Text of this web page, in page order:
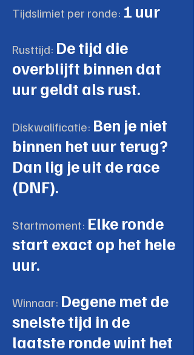
Tijdslimiet per ronde: 1 uur
Rusttijd: De tijd die
overblijft binnen dat
uur geldt als rust.
Diskwalificatie: Ben je niet
binnen het uur terug?
Dan lig je uit de race
(DNF).
Startmoment: Elke ronde
start exact op het hele
uur.
Winnaar: Degene met de
snelste tijd in de
laatste ronde wint het